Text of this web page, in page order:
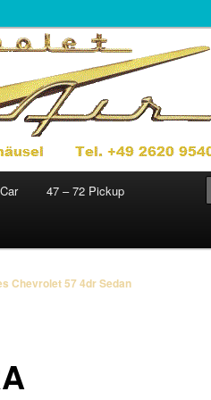
47 – 72 Pickup
Chevrolet 57 4dr Sedan